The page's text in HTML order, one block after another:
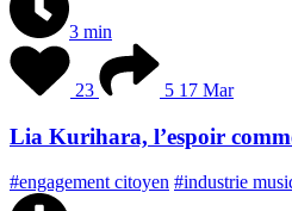
3 min
23 5 17 Mar
Lia Kurihara, l’espoir
#engagement citoyen #industrie